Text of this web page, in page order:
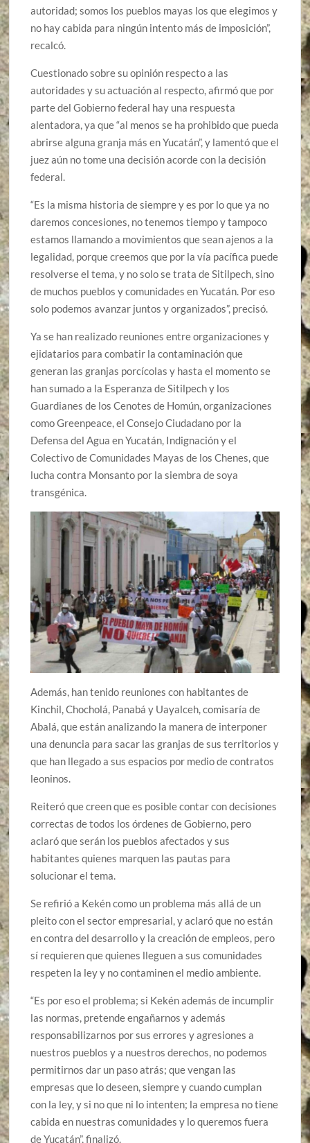
autoridad; somos los pueblos mayas los que elegimos y
no hay cabida para ningún intento más de imposición”,
recalcó.
Cuestionado sobre su opinión respecto a las
autoridades y su actuación al respecto, afirmó que por
parte del Gobierno federal hay una respuesta
alentadora, ya que “al menos se ha prohibido que pueda
abrirse alguna granja más en Yucatán”, y lamentó que el
juez aún no tome una decisión acorde con la decisión
federal.
“Es la misma historia de siempre y es por lo que ya no
daremos concesiones, no tenemos tiempo y tampoco
estamos llamando a movimientos que sean ajenos a la
legalidad, porque creemos que por la vía pacífica puede
resolverse el tema, y no solo se trata de Sitilpech, sino
de muchos pueblos y comunidades en Yucatán. Por eso
solo podemos avanzar juntos y organizados”, precisó.
Ya se han realizado reuniones entre organizaciones y
ejidatarios para combatir la contaminación que
generan las granjas porcícolas y hasta el momento se
han sumado a la Esperanza de Sitilpech y los
Guardianes de los Cenotes de Homún, organizaciones
como Greenpeace, el Consejo Ciudadano por la
Defensa del Agua en Yucatán, Indignación y el
Colectivo de Comunidades Mayas de los Chenes, que
lucha contra Monsanto por la siembra de soya
transgénica.
Además, han tenido reuniones con habitantes de
Kinchil, Chocholá, Panabá y Uayalceh, comisaría de
Abalá, que están analizando la manera de interponer
una denuncia para sacar las granjas de sus territorios y
que han llegado a sus espacios por medio de contratos
leoninos.
Reiteró que creen que es posible contar con decisiones
correctas de todos los órdenes de Gobierno, pero
aclaró que serán los pueblos afectados y sus
habitantes quienes marquen las pautas para
solucionar el tema.
Se refirió a Kekén como un problema más allá de un
pleito con el sector empresarial, y aclaró que no están
en contra del desarrollo y la creación de empleos, pero
sí requieren que quienes lleguen a sus comunidades
respeten la ley y no contaminen el medio ambiente.
“Es por eso el problema; si Kekén además de incumplir
las normas, pretende engañarnos y además
responsabilizarnos por sus errores y agresiones a
nuestros pueblos y a nuestros derechos, no podemos
permitirnos dar un paso atrás; que vengan las
empresas que lo deseen, siempre y cuando cumplan
con la ley, y si no que ni lo intenten; la empresa no tiene
cabida en nuestras comunidades y lo queremos fuera
de Yucatán”, finalizó.